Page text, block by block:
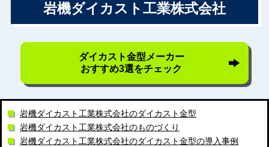
岩機ダイカスト工業株式会社
ダイカスト金型メーカー
おすすめ3選をチェック
岩機ダイカスト工業株式会社のダイカスト金型
岩機ダイカスト工業株式会社のものづくり
岩機ダイカスト工業株式会社のダイカスト金型の導入事例